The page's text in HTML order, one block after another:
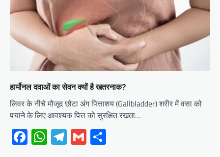
हार्मोनल दवाओं का सेवन क्यों है खतरनाक?
लिवर के नीचे मौजूद छोटा अंग पित्ताशय (Gallbladder) शरीर में वसा को
पचाने के लिए आवश्यक पित्त को सुरक्षित रखता…
Facebook
WhatsApp
Telegram
Gmail